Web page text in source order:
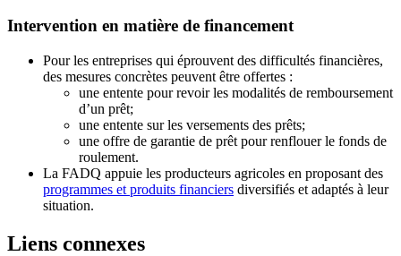
Intervention en matière de financement
Pour les entreprises qui éprouvent des difficultés financières,
des mesures concrètes peuvent être offertes :
une entente pour revoir les modalités de remboursement
d’un prêt;
une entente sur les versements des prêts;
une offre de garantie de prêt pour renflouer le fonds de
roulement.
La FADQ appuie les producteurs agricoles en proposant des
programmes et produits financiers diversifiés et adaptés à leur
situation.
Liens connexes